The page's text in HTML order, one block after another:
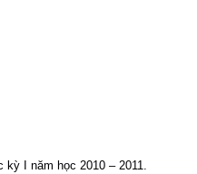
kỳ I năm học 2010 – 2011.